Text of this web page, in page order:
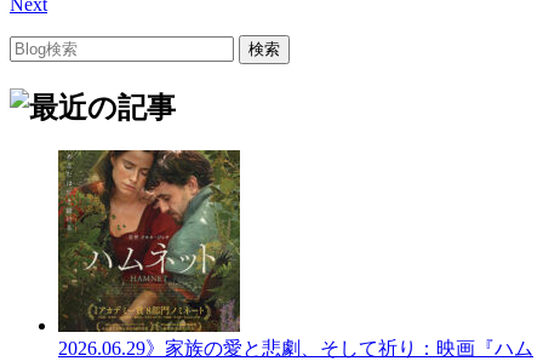
2026.06.29》家族の愛と悲劇、そして祈り：映画『ハム